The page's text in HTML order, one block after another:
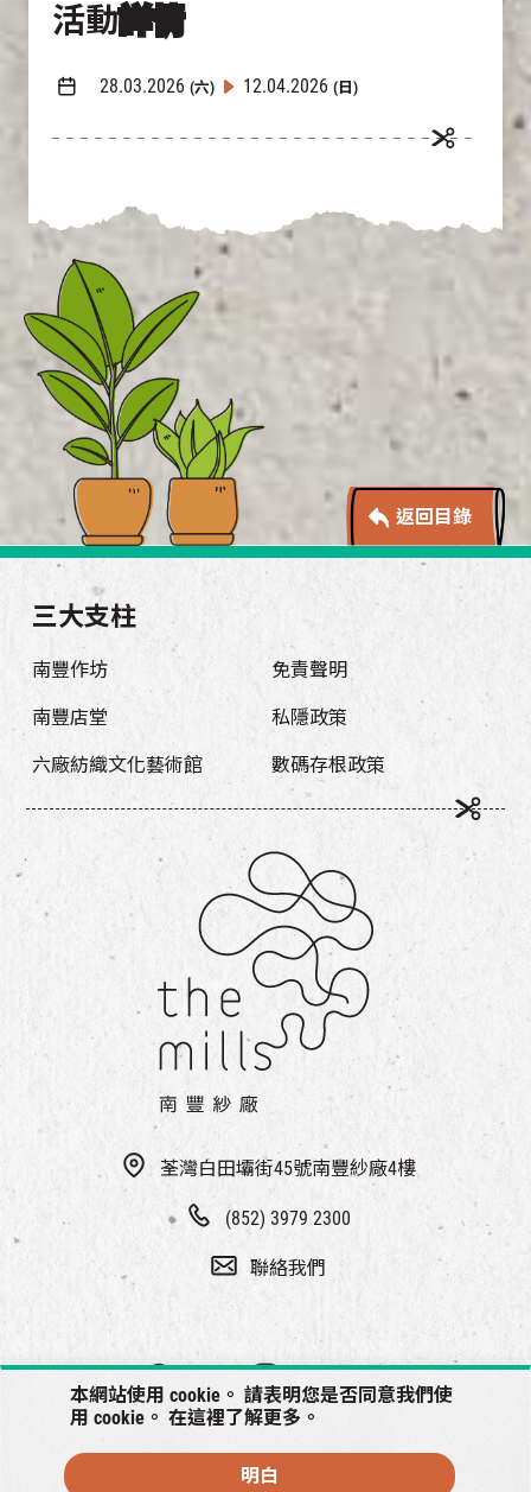
本網站使用 cookie。 請表明您是否同意我們使
用 cookie。 在這裡了解更多。
明白
活動詳情
28.03.2026 (六) 12.04.2026 (日)
返回目錄
荃灣白田壩街45號南豐紗廠4樓
(852) 3979 2300
聯絡我們
三大支柱
南豐作坊
南豐店堂
六廠紡織文化藝術館
免責聲明
私隱政策
數碼存根政策